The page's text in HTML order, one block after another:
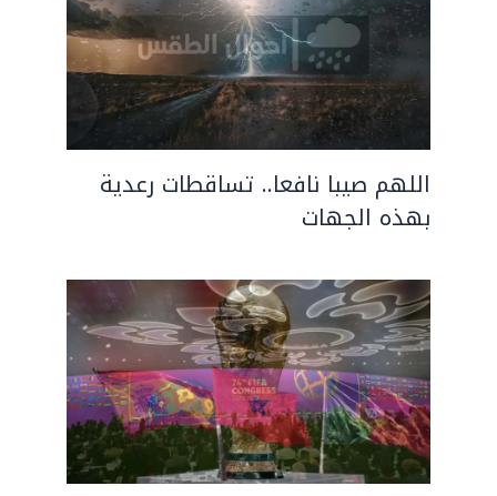
اللهم صيبا نافعا.. تساقطات رعدية
بهذه الجهات